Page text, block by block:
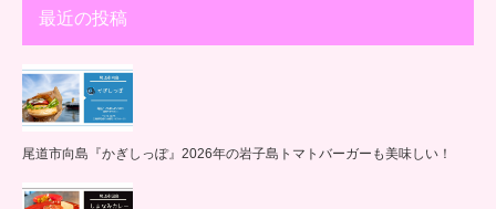
最近の投稿
尾道市向島『かぎしっぽ』2026年の岩子島トマトバーガーも美味しい！